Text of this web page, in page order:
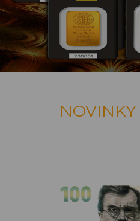
NOVINKY